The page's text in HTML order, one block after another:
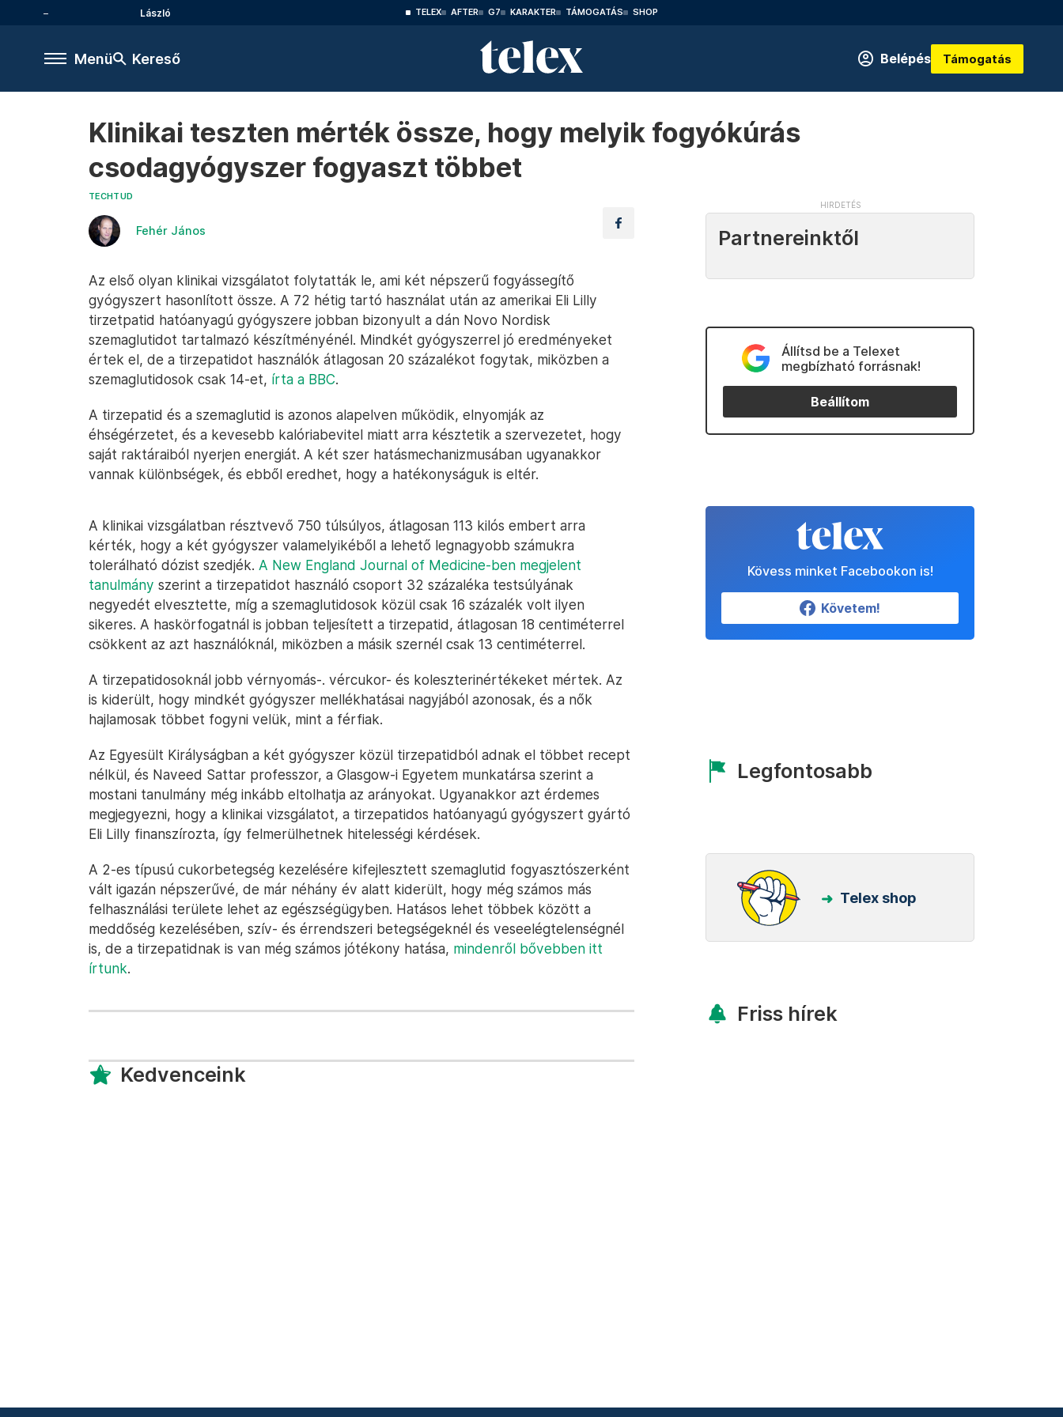
László TELEX AFTER G7 KARAKTER TÁMOGATÁS SHOP
Menü Kereső Belépés Támogatás
Klinikai teszten mérték össze, hogy melyik fogyókúrás
csodagyógyszer fogyaszt többet
TECHTUD
Fehér János
Az első olyan klinikai vizsgálatot folytatták le, ami két népszerű fogyássegítő
gyógyszert hasonlított össze. A 72 hétig tartó használat után az amerikai Eli Lilly
tirzetpatid hatóanyagú gyógyszere jobban bizonyult a dán Novo Nordisk
szemaglutidot tartalmazó készítményénél. Mindkét gyógyszerrel jó eredményeket
értek el, de a tirzepatidot használók átlagosan 20 százalékot fogytak, miközben a
szemaglutidosok csak 14-et, írta a BBC.
A tirzepatid és a szemaglutid is azonos alapelven működik, elnyomják az
éhségérzetet, és a kevesebb kalóriabevitel miatt arra késztetik a szervezetet, hogy
saját raktáraiból nyerjen energiát. A két szer hatásmechanizmusában ugyanakkor
vannak különbségek, és ebből eredhet, hogy a hatékonyságuk is eltér.
A klinikai vizsgálatban résztvevő 750 túlsúlyos, átlagosan 113 kilós embert arra
kérték, hogy a két gyógyszer valamelyikéből a lehető legnagyobb számukra
tolerálható dózist szedjék. A New England Journal of Medicine-ben megjelent
tanulmány szerint a tirzepatidot használó csoport 32 százaléka testsúlyának
negyedét elvesztette, míg a szemaglutidosok közül csak 16 százalék volt ilyen
sikeres. A haskörfogatnál is jobban teljesített a tirzepatid, átlagosan 18 centiméterrel
csökkent az azt használóknál, miközben a másik szernél csak 13 centiméterrel.
A tirzepatidosoknál jobb vérnyomás-. vércukor- és koleszterinértékeket mértek. Az
is kiderült, hogy mindkét gyógyszer mellékhatásai nagyjából azonosak, és a nők
hajlamosak többet fogyni velük, mint a férfiak.
Az Egyesült Királyságban a két gyógyszer közül tirzepatidból adnak el többet recept
nélkül, és Naveed Sattar professzor, a Glasgow-i Egyetem munkatársa szerint a
mostani tanulmány még inkább eltolhatja az arányokat. Ugyanakkor azt érdemes
megjegyezni, hogy a klinikai vizsgálatot, a tirzepatidos hatóanyagú gyógyszert gyártó
Eli Lilly finanszírozta, így felmerülhetnek hitelességi kérdések.
A 2-es típusú cukorbetegség kezelésére kifejlesztett szemaglutid fogyasztószerként
vált igazán népszerűvé, de már néhány év alatt kiderült, hogy még számos más
felhasználási területe lehet az egészségügyben. Hatásos lehet többek között a
meddőség kezelésében, szív- és érrendszeri betegségeknél és veseelégtelenségnél
is, de a tirzepatidnak is van még számos jótékony hatása, mindenről bővebben itt
írtunk.
Kedvenceink
Partnereinktől
Állítsd be a Telexet
megbízható forrásnak!
Beállítom
Kövess minket Facebookon is!
Követem!
Legfontosabb
Telex shop
Friss hírek